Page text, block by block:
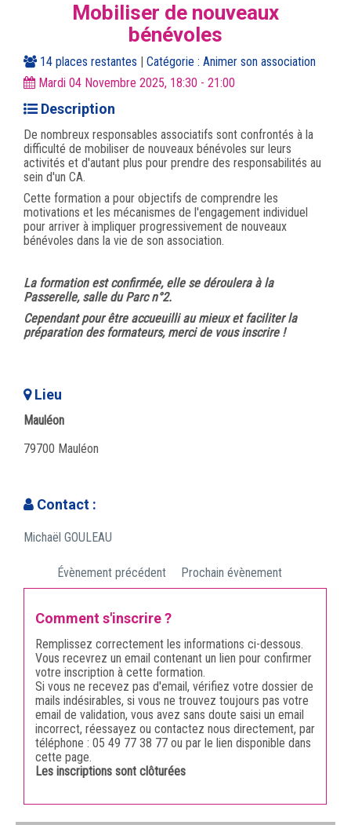
Mobiliser de nouveaux
bénévoles
14 places restantes | Catégorie : Animer son association
Mardi 04 Novembre 2025, 18:30 - 21:00
Description
De nombreux responsables associatifs sont confrontés à la
difficulté de mobiliser de nouveaux bénévoles sur leurs
activités et d'autant plus pour prendre des responsabilités au
sein d'un CA.
Cette formation a pour objectifs de comprendre les
motivations et les mécanismes de l'engagement individuel
pour arriver à impliquer progressivement de nouveaux
bénévoles dans la vie de son association.
La formation est confirmée, elle se déroulera à la
Passerelle, salle du Parc n°2.
Cependant pour être accueuilli au mieux et faciliter la
préparation des formateurs, merci de vous inscrire !
Lieu
Mauléon
79700 Mauléon
Contact :
Michaël GOULEAU
Évènement précédent Prochain évènement
Comment s'inscrire ?
Remplissez correctement les informations ci-dessous.
Vous recevrez un email contenant un lien pour confirmer
votre inscription à cette formation.
Si vous ne recevez pas d'email, vérifiez votre dossier de
mails indésirables, si vous ne trouvez toujours pas votre
email de validation, vous avez sans doute saisi un email
incorrect, réessayez ou contactez nous directement, par
téléphone : 05 49 77 38 77 ou par le lien disponible dans
cette page.
Les inscriptions sont clôturées